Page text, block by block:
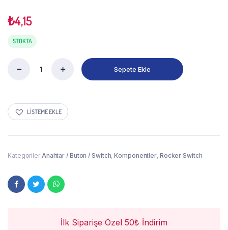
₺4,15
STOKTA
Sepete Ekle
LISTEME EKLE
Kategoriler Anahtar / Buton / Switch,Komponentler, Rocker Switch
İlk Siparişe Özel 50₺ İndirim